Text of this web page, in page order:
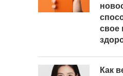
свое
Как